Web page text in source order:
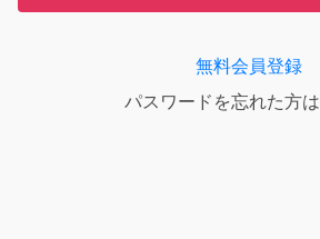
無料会員登録
パスワードを忘れた方は